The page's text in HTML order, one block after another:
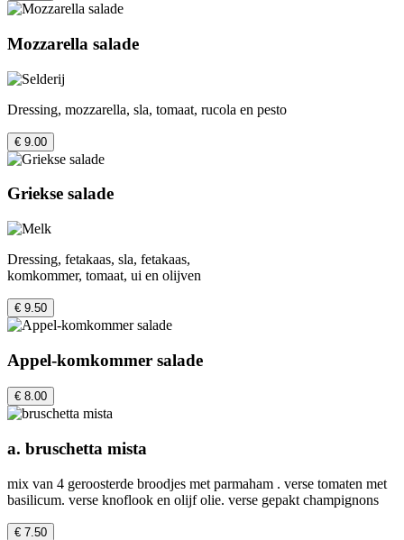
Mozzarella salade
Dressing, mozzarella, sla, tomaat, rucola en pesto
€ 9.00
Griekse salade
Dressing, fetakaas, sla, fetakaas,
komkommer, tomaat, ui en olijven
€ 9.50
Appel-komkommer salade
€ 8.00
a. bruschetta mista
mix van 4 geroosterde broodjes met parmaham . verse tomaten met
basilicum. verse knoflook en olijf olie. verse gepakt champignons
€ 7.50